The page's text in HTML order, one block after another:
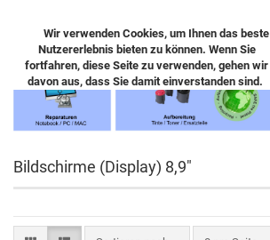
Wir verwenden Cookies, um Ihnen das beste
Nutzererlebnis bieten zu können. Wenn Sie
fortfahren, diese Seite zu verwenden, gehen wir
davon aus, dass Sie damit einverstanden sind.
Bildschirme (Display) 8,9"